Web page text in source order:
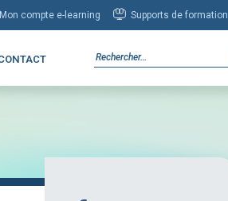
Mon compte e-learning Supports de formation